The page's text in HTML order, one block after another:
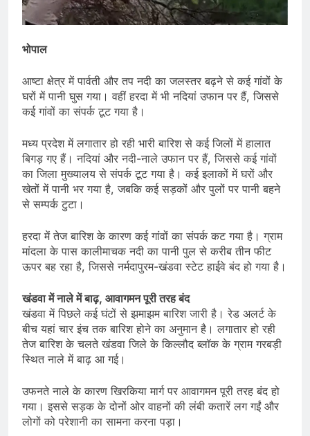
भोपाल
आष्टा क्षेत्र में पार्वती और तप नदी का जलस्तर बढ़ने से कई गांवों के
घरों में पानी घुस गया। वहीं हरदा में भी नदियां उफान पर हैं, जिससे
कई गांवों का संपर्क टूट गया है।
मध्य प्रदेश में लगातार हो रही भारी बारिश से कई जिलों में हालात
बिगड़ गए हैं। नदियां और नदी-नाले उफान पर हैं, जिससे कई गांवों
का जिला मुख्यालय से संपर्क टूट गया है। कई इलाकों में घरों और
खेतों में पानी भर गया है, जबकि कई सड़कों और पुलों पर पानी बहने
से सम्पर्क टुटा।
हरदा में तेज बारिश के कारण कई गांवों का संपर्क कट गया है। ग्राम
मांदला के पास कालीमाचक नदी का पानी पुल से करीब तीन फीट
ऊपर बह रहा है, जिससे नर्मदापुरम-खंडवा स्टेट हाईवे बंद हो गया है।
खंडवा में नाले में बाढ़, आवागमन पूरी तरह बंद
खंडवा में पिछले कई घंटों से झमाझम बारिश जारी है। रेड अलर्ट के
बीच यहां चार इंच तक बारिश होने का अनुमान है। लगातार हो रही
तेज बारिश के चलते खंडवा जिले के किल्लौद ब्लॉक के ग्राम गरबड़ी
स्थित नाले में बाढ़ आ गई।
उफनते नाले के कारण खिरकिया मार्ग पर आवागमन पूरी तरह बंद हो
गया। इससे सड़क के दोनों ओर वाहनों की लंबी कतारें लग गईं और
लोगों को परेशानी का सामना करना पड़ा।